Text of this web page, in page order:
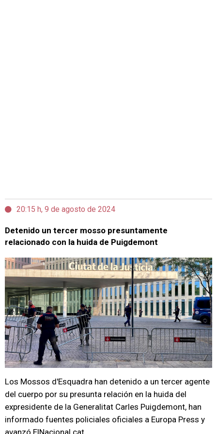
20:15 h, 9 de agosto de 2024
Detenido un tercer mosso presuntamente
relacionado con la huida de Puigdemont
Los Mossos d'Esquadra han detenido a un tercer agente
del cuerpo por su presunta relación en la huida del
expresidente de la Generalitat Carles Puigdemont, han
informado fuentes policiales oficiales a Europa Press y
avanzó ElNacional.cat.